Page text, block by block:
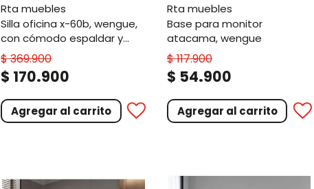
rta muebles
silla oficina x-60b, wengue,
con cómodo espaldar y
rodachines
$369.900
$ 170.900
Agregar al carrito
rta muebles
base para monitor
atacama, wengue
$117.900
$ 54.900
Agregar al carrito